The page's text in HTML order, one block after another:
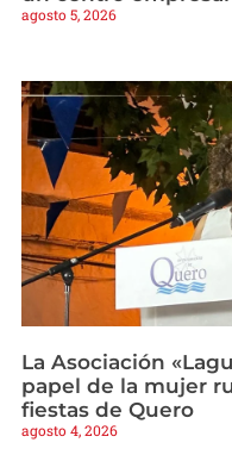
agosto 5, 2026
La Asociación
papel de la mujer
fiestas de Quero
agosto 4, 2026